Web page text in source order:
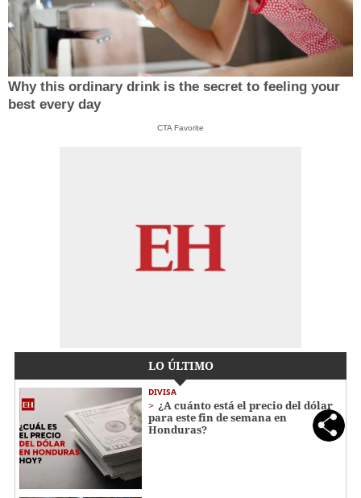
Why this ordinary drink is the secret to feeling your
best every day
CTA Favorite
LO ÚLTIMO
DIVISA
¿A cuánto está el precio del dólar
para este fin de semana en
Honduras?